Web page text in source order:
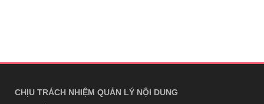
CHỊU TRÁCH NHIỆM QUẢN LÝ NỘI DUNG